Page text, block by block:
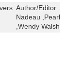
Author/Editor:
Nadeau ,Pearl
,Wendy Walsh